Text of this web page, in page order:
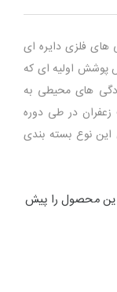
های فلزی دایره ای
پوشش اولیه ای که
های محیطی به
در طی دوره
نوع بسته بندی
این محصول را پیش